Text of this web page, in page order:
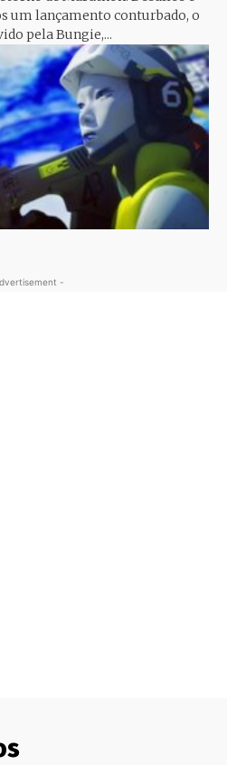
um lançamento conturbado, o
pela Bungie,...
-